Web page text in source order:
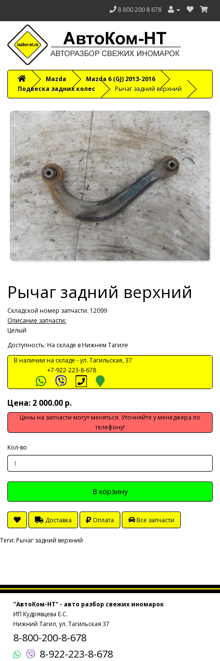
8 800 200 8 678
Mazda
Mazda 6 (GJ) 2013-2016
Подвеска задних колес
Рычаг задний верхний
Рычаг задний верхний
Складской номер запчасти: 12099
Описание запчасти:
Целый
Доступность: На складе в Нижнем Тагиле
В наличии на складе -ул. Тагильская, 37
+7-922-223-8-678
Цена: 2 000.00 р.
Цены на запчасти могут меняться. Уточняйте у менеджера по
телефону!
Кол-во
В корзину
Доставка Оплата Все запчасти
Теги: Рычаг задний верхний
"АвтоКом-НТ" - авто разбор свежих иномарок
ИП Кудрявцева Е.С.
Нижний Тагил, ул. Тагильская 37
8-800-200-8-678
8-922-223-8-678